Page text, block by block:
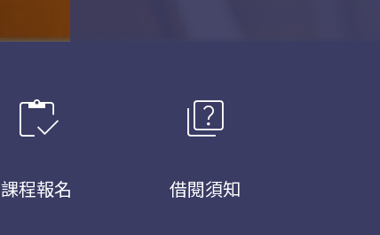
inventory
課程報名
quiz
借閱須知